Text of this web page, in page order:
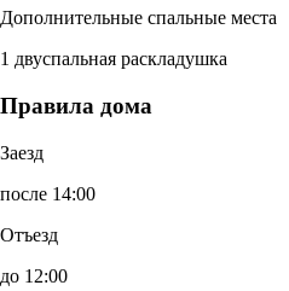
Дополнительные спальные места
1 двуспальная раскладушка
Правила дома
Заезд
после 14:00
Отъезд
до 12:00